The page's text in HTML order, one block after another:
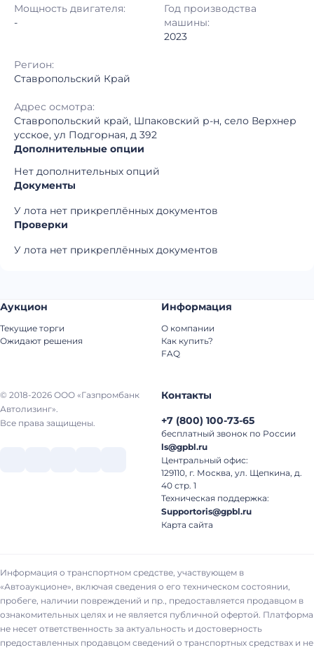
Регион: Ставропольский Край
Мощность двигателя:
-
Год производства
машины:
2023
Регион:
Ставропольский Край
Адрес осмотра:
Ставропольский край, Шпаковский р-н, село Верхнер
усское, ул Подгорная, д 392
Дополнительные опции
Нет дополнительных опций
Документы
У лота нет прикреплённых документов
Проверки
У лота нет прикреплённых документов
© 2018-2026 ООО «Газпромбанк
Автолизинг».
Все права защищены.
Аукцион
Текущие торги
Ожидают решения
Информация
О компании
Как купить?
FAQ
Контакты
+7 (800) 100-73-65
бесплатный звонок по России
ls@gpbl.ru
Центральный офис:
129110, г. Москва, ул. Щепкина, д.
40 стр. 1
Техническая поддержка:
Supportoris@gpbl.ru
Карта сайта
Информация о транспортном средстве, участвующем в
«Автоаукционе», включая сведения о его техническом состоянии,
пробеге, наличии повреждений и пр., предоставляется продавцом в
ознакомительных целях и не является публичной офертой. Платформа
не несет ответственность за актуальность и достоверность
предоставленных продавцом сведений о транспортных средствах и не